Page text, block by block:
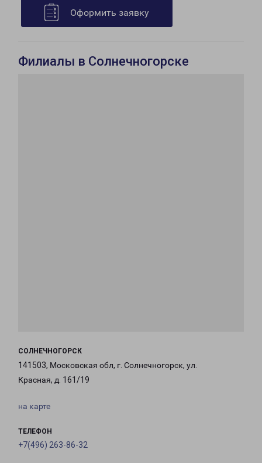
Оформить заявку
Филиалы в Солнечногорске
СОЛНЕЧНОГОРСК
141503, Московская обл, г. Солнечногорск, ул.
Красная, д. 161/19
на карте
ТЕЛЕФОН
+7(496) 263-86-32